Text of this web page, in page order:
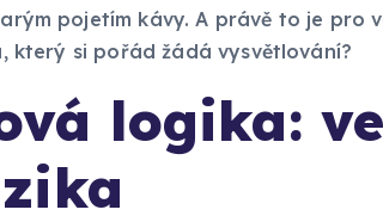
pojetím kávy. A právě to je pro
který si pořád žádá vysvětlování?
logika: